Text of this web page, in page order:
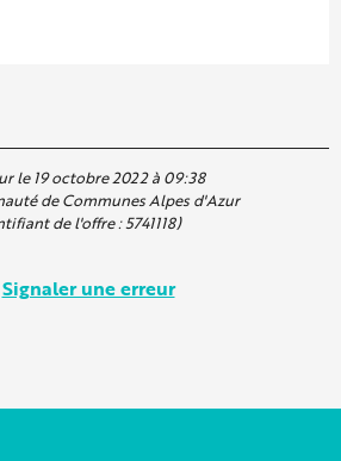
le 19 octobre 2022 à 09:38
de Communes Alpes d'Azur
de l'offre :5741118)
Signaler une erreur